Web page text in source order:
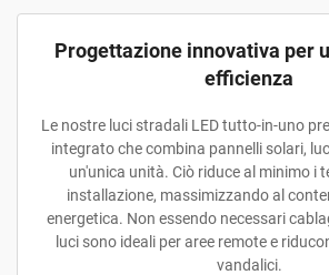
Progettazione innovativa per
efficienza
Le nostre luci stradali LED tutto-in-uno
integrato che combina pannelli solari,
un'unica unità. Ciò riduce al minimo i
installazione, massimizzando al
energetica. Non essendo necessari
luci sono ideali per aree remote e
vandalici.